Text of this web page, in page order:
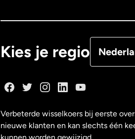
Kies je regio
Verbeterde wisselkoers bij eerste
nieuwe klanten en kan slechts één